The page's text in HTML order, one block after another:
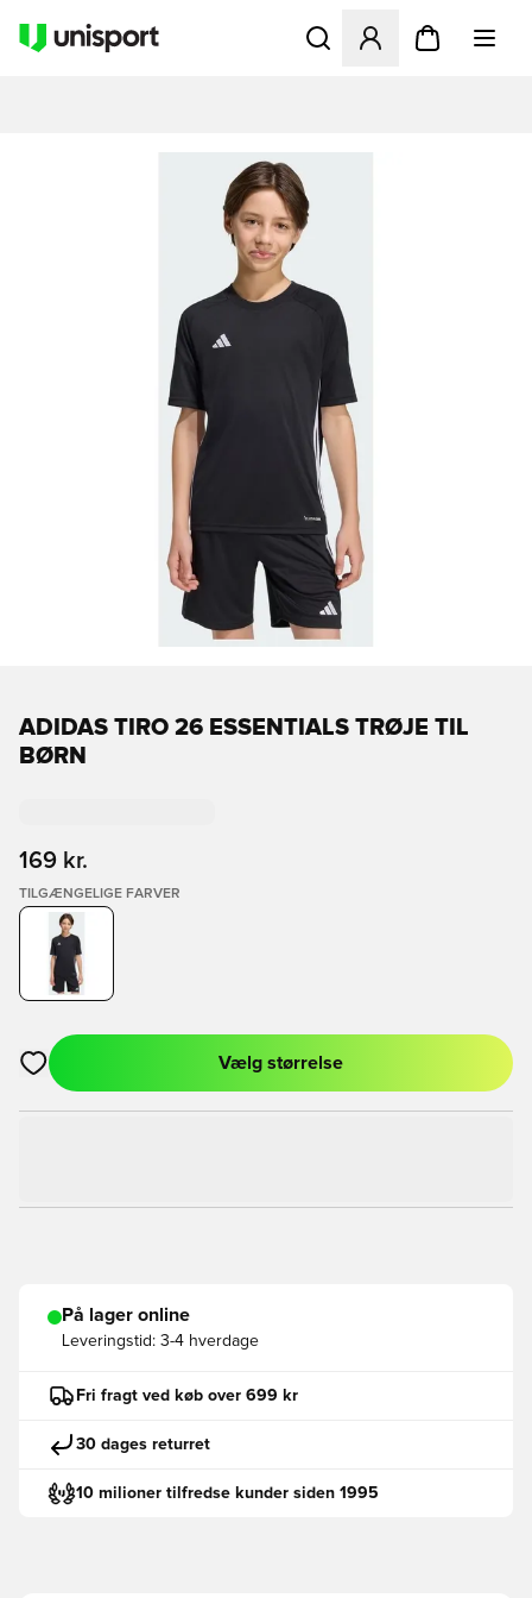
Åbner en Modal til at
ADIDAS TIRO 26 ESSENTIALS TRØJE TIL
BØRN
169 kr.
TILGÆNGELIGE FARVER
Åbner en Modal til at logge ind eller tilmelde dig som medlem
Vælg størrelse
På lager online
Leveringstid: 3-4 hverdage
Fri fragt ved køb over 699 kr
30 dages returret
10 milioner tilfredse kunder siden 1995